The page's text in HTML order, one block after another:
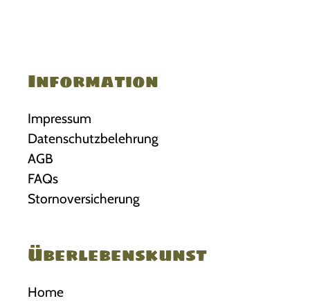
Information
Impressum
Datenschutzbelehrung
AGB
FAQs
Stornoversicherung
Überlebenskunst
Home